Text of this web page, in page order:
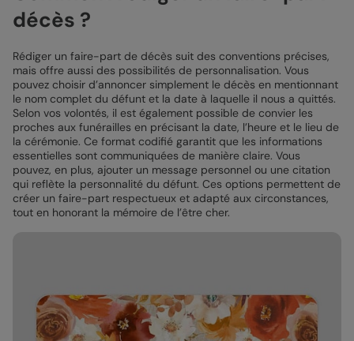
décès ?
Rédiger un faire-part de décès suit des conventions précises,
mais offre aussi des possibilités de personnalisation. Vous
pouvez choisir d’annoncer simplement le décès en mentionnant
le nom complet du défunt et la date à laquelle il nous a quittés.
Selon vos volontés, il est également possible de convier les
proches aux funérailles en précisant la date, l’heure et le lieu de
la cérémonie. Ce format codifié garantit que les informations
essentielles sont communiquées de manière claire. Vous
pouvez, en plus, ajouter un message personnel ou une citation
qui reflète la personnalité du défunt. Ces options permettent de
créer un faire-part respectueux et adapté aux circonstances,
tout en honorant la mémoire de l’être cher.